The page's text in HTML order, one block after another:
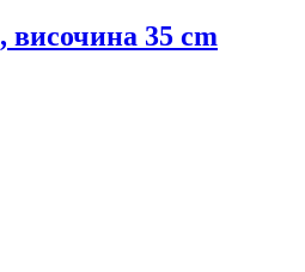
височина 35 cm